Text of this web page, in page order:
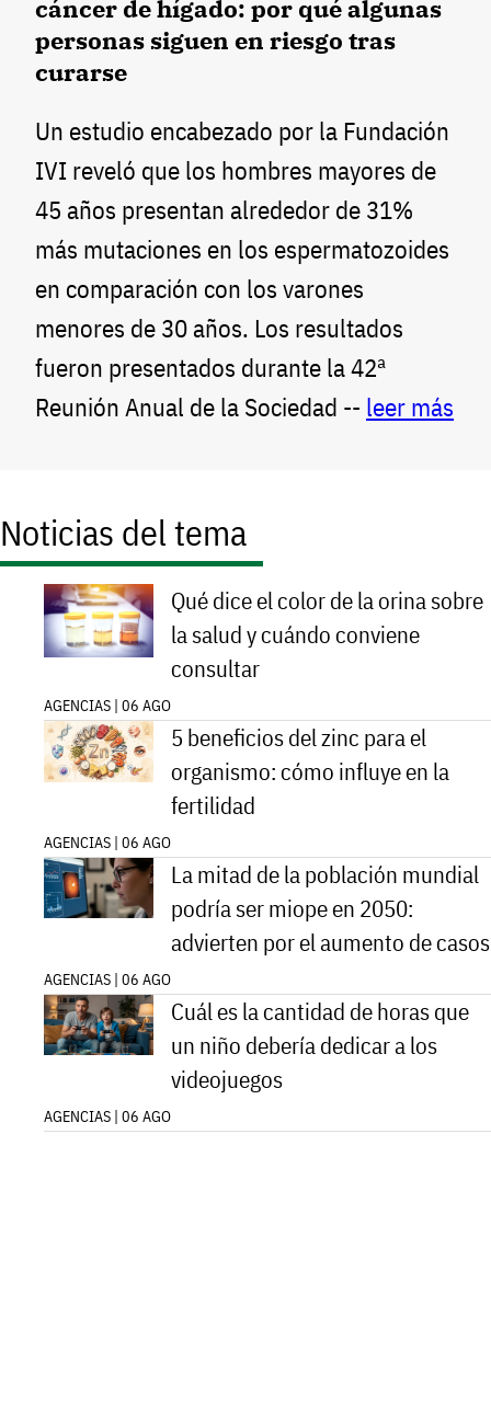
cáncer de hígado: por qué algunas
personas siguen en riesgo tras
curarse
Un estudio encabezado por la Fundación
IVI reveló que los hombres mayores de
45 años presentan alrededor de 31%
más mutaciones en los espermatozoides
en comparación con los varones
menores de 30 años. Los resultados
fueron presentados durante la 42ª
Reunión Anual de la Sociedad -- leer más
Noticias del tema
Qué dice el color de la orina sobre
la salud y cuándo conviene
consultar
AGENCIAS | 06 AGO
5 beneficios del zinc para el
organismo: cómo influye en la
fertilidad
AGENCIAS | 06 AGO
La mitad de la población mundial
podría ser miope en 2050:
advierten por el aumento de casos
AGENCIAS | 06 AGO
Cuál es la cantidad de horas que
un niño debería dedicar a los
videojuegos
AGENCIAS | 06 AGO